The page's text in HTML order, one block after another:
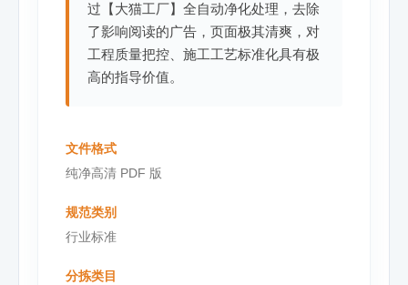
过【大猫工厂】全自动净化处理，去除
了影响阅读的广告，页面极其清爽，对
工程质量把控、施工工艺标准化具有极
高的指导价值。
文件格式
纯净高清 PDF 版
规范类别
行业标准
分拣类目